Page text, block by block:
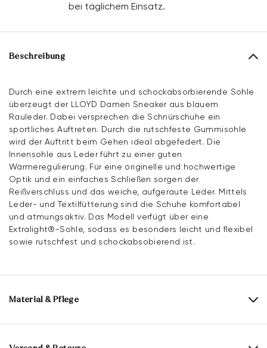
bei täglichem Einsatz.
Beschreibung
Durch eine extrem leichte und schockabsorbierende Sohle
überzeugt der LLOYD Damen Sneaker aus blauem
Rauleder. Dabei versprechen die Schnürschuhe ein
sportliches Auftreten. Durch die rutschfeste Gummisohle
wird der Auftritt beim Gehen ideal abgefedert. Die
Innensohle aus Leder führt zu einer guten
Wärmeregulierung. Für eine originelle und hochwertige
Optik und ein einfaches Schließen sorgen der
Reißverschluss und das weiche, aufgeraute Leder. Mittels
Leder- und Textilfütterung sind die Schuhe komfortabel
und atmungsaktiv. Das Modell verfügt über eine
Extralight®-Sohle, sodass es besonders leicht und flexibel
sowie rutschfest und schockabsobierend ist.
Material & Pflege
Produktionsgrößengang: EU-Größen